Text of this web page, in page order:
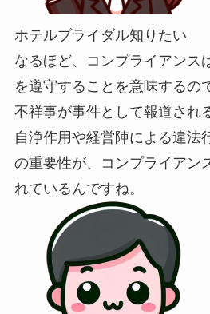
ホテルブライダル知りたい
なるほど、コンプライアンス
を遵守することを意味するの
不祥事が事件として報道され
自浄作用や経営陣による違法
の重要性が、コンプライアン
れているんですね。